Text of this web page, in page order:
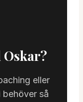
eller
så